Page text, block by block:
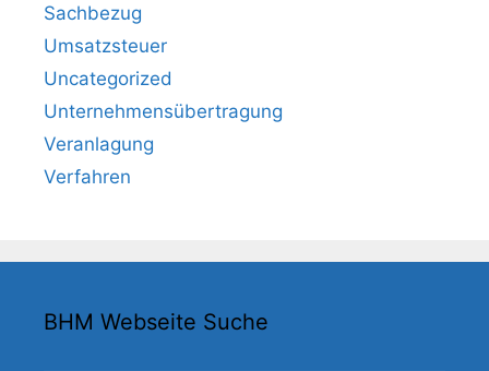
Sachbezug
Umsatzsteuer
Uncategorized
Unternehmensübertragung
Veranlagung
Verfahren
BHM Webseite Suche